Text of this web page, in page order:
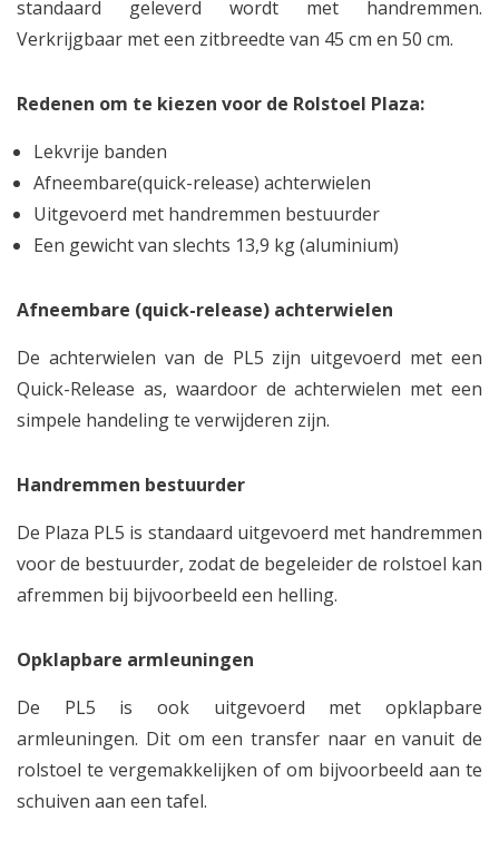
standaard geleverd wordt met handremmen.
Verkrijgbaar met een zitbreedte van 45 cm en 50 cm.
Redenen om te kiezen voor de Rolstoel Plaza:
Lekvrije banden
Afneembare(quick-release) achterwielen
Uitgevoerd met handremmen bestuurder
Een gewicht van slechts 13,9 kg (aluminium)
Afneembare (quick-release) achterwielen
De achterwielen van de PL5 zijn uitgevoerd met een
Quick-Release as, waardoor de achterwielen met een
simpele handeling te verwijderen zijn.
Handremmen bestuurder
De Plaza PL5 is standaard uitgevoerd met handremmen
voor de bestuurder, zodat de begeleider de rolstoel kan
afremmen bij bijvoorbeeld een helling.
Opklapbare armleuningen
De PL5 is ook uitgevoerd met opklapbare
armleuningen. Dit om een transfer naar en vanuit de
rolstoel te vergemakkelijken of om bijvoorbeeld aan te
schuiven aan een tafel.